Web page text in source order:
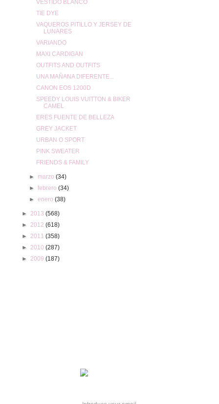
VESTIDO BLANCO
TIE DYE
VAQUEROS PITILLO Y JERSEY DE
LUNARES
VARIANDO
MAXI CARDIGAN
OUTFITS AND OUTFITS
UNA MAÑANA DIFERENTE...
CANON EOS 1200D
SPEEDY LOUIS VUITTON & BIKER
CAMEL
ERES FUENTE DE BELLEZA
GREY JACKET
URBAN O SPORT
PINK SWEATER
FRIENDS & FAMILY
► marzo (34)
► febrero (34)
► enero (38)
► 2013(568)
► 2012(618)
► 2011(358)
► 2010(287)
► 2009(187)